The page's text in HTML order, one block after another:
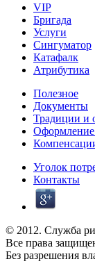
VIP
Бригада
Услуги
Сингуматор
Катафалк
Атрибутика
Полезное
Документы
Традиции и
Оформление
Уголок
Контакты
© 2012. Служба
Все права
Без разрешения